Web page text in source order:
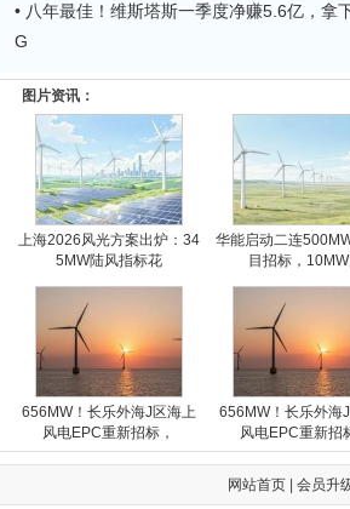
• 八年最佳！维斯塔斯一季度净赚5.6亿，拿
G
图片资讯：
上海2026风光方案出炉：34
5MW陆风指标花
华能启动二连
目招标，
656MW！长乐外海J区海上
风电EPC重新招标，
656MW！长乐外海
风电EPC重新招
网站首页| 会员升